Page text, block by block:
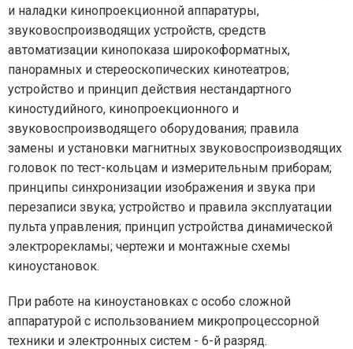
и наладки кинопроекционной аппаратуры,
звуковоспроизводящих устройств, средств
автоматизации кинопоказа широкоформатных,
панорамных и стереоскопических кинотеатров;
устройство и принцип действия нестандартного
киностудийного, кинопроекционного и
звуковоспроизводящего оборудования; правила
замены и установки магнитных звуковоспроизводящих
головок по тест-кольцам и измерительным приборам;
принципы синхронизации изображения и звука при
перезаписи звука; устройство и правила эксплуатации
пульта управления; принцип устройства динамической
электрорекламы; чертежи и монтажные схемы
киноустановок.
При работе на киноустановках с особо сложной
аппаратурой с использованием микропроцессорной
техники и электронных систем - 6-й разряд.